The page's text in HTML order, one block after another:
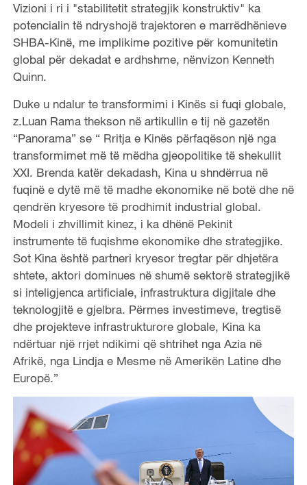
Vizioni i ri i "stabilitetit strategjik konstruktiv" ka
potencialin të ndryshojë trajektoren e marrëdhënieve
SHBA-Kinë, me implikime pozitive për komunitetin
global për dekadat e ardhshme, nënvizon Kenneth
Quinn.
Duke u ndalur te transformimi i Kinës si fuqi globale,
z.Luan Rama thekson në artikullin e tij në gazetën
“Panorama” se “ Rritja e Kinës përfaqëson një nga
transformimet më të mëdha gjeopolitike të shekullit
XXI. Brenda katër dekadash, Kina u shndërrua në
fuqinë e dytë më të madhe ekonomike në botë dhe në
qendrën kryesore të prodhimit industrial global.
Modeli i zhvillimit kinez, i ka dhënë Pekinit
instrumente të fuqishme ekonomike dhe strategjike.
Sot Kina është partneri kryesor tregtar për dhjetëra
shtete, aktori dominues në shumë sektorë strategjikë
si inteligjenca artificiale, infrastruktura digjitale dhe
teknologjitë e gjelbra. Përmes investimeve, tregtisë
dhe projekteve infrastrukturore globale, Kina ka
ndërtuar një rrjet ndikimi që shtrihet nga Azia në
Afrikë, nga Lindja e Mesme në Amerikën Latine dhe
Europë.”